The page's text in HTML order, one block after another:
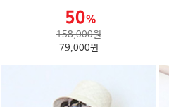
158,000원
79,000원